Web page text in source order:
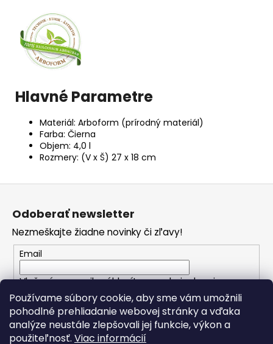
Používame súbory cookie, aby sme vám umožnili
pohodlné prehliadanie webovej stránky a vďaka
analýze neustále zlepšovali jej funkcie, výkon a
použiteľnosť. Viac informácií
Hlavné Parametre
Materiál: Arboform (prírodný materiál)
Farba: Čierna
Objem: 4,0 l
Rozmery: (V x Š) 27 x 18 cm
Z
e
Odoberať newsletter
Nezmeškajte žiadne novinky či zľavy!
Email
Vložením e-mailu súhlasíte spodmienkami
ochrany osobných údajov
PRIHLÁSIŤ SA